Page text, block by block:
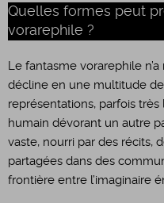
Quelles formes peut
vorarephile ?
​Le fantasme vorarephile
décline en une multitude
représentations, parfois très
humain dévorant un autre
vaste, nourri par des récits,
partagées dans des
frontière entre l’imaginaire